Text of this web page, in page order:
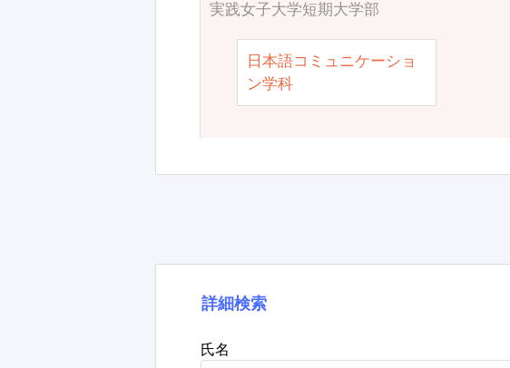
実践女子大学短期大学部
日本語コミュニケーショ
ン学科
詳細検索
氏名